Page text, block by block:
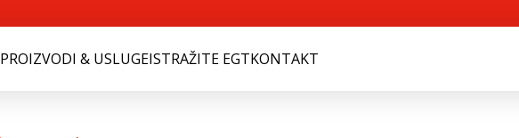
PROIZVODI & USLUGEISTRAŽITE EGTKONTAKT